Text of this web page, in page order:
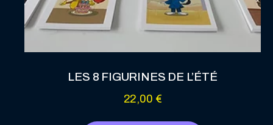
LES 8 FIGURINES DE L’ÉTÉ
22,00 €